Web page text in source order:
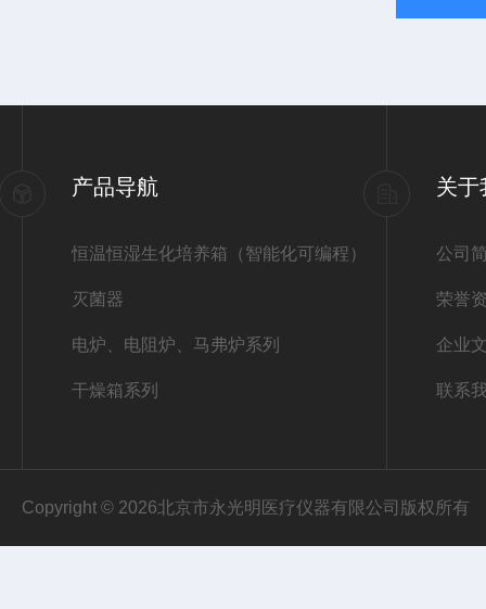
产品导航
恒温恒湿生化培养箱（智能化可编程）
灭菌器
电炉、电阻炉、马弗炉系列
干燥箱系列
关于
公司
荣誉
企业
联系
Copyright © 2026北京市永光明医疗仪器有限公司版权所有